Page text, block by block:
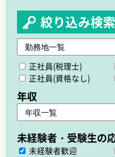
絞り込み検索
正社員(税理士)
正社員(資格なし)
未経験者歓迎